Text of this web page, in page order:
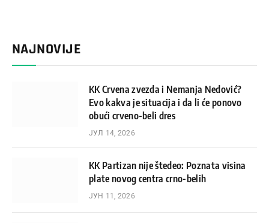
NAJNOVIJE
KK Crvena zvezda i Nemanja Nedović?
Evo kakva je situacija i da li će ponovo
obući crveno-beli dres
ЈУЛ 14, 2026
KK Partizan nije štedeo: Poznata visina
plate novog centra crno-belih
ЈУН 11, 2026